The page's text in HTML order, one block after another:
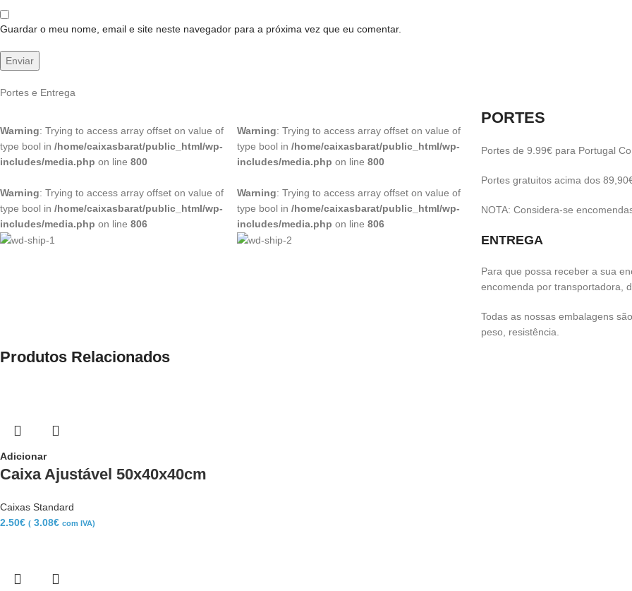
Guardar o meu nome, email e site neste navegador para a próxima vez que eu comentar.
Portes e Entrega
Warning: Trying to access array offset on value of
type bool in /home/caixasbarat/public_html/wp-
includes/media.php on line 800
Warning: Trying to access array offset on value of
type bool in /home/caixasbarat/public_html/wp-
includes/media.php on line 806
Warning: Trying to access array offset on value of
type bool in /home/caixasbarat/public_html/wp-
includes/media.php on line 800
Warning: Trying to access array offset on value of
type bool in /home/caixasbarat/public_html/wp-
includes/media.php on line 806
PORTES
Portes de 9.99€ para Portugal
Portes gratuitos acima dos
NOTA: Considera-se
ENTREGA
Para que possa receber a sua
encomenda por transportadora,
Todas as nossas embalagens
peso, resistência.
Produtos Relacionados
Adicionar
Caixa Ajustável 50x40x40cm
Caixas Standard
2.50€ ( 3.08€ com IVA)